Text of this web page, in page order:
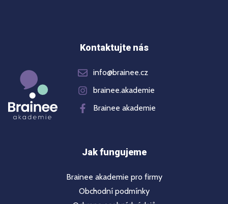
Kontaktujte nás
info@brainee.cz
brainee.akademie
Brainee akademie
Jak fungujeme
Brainee akademie pro firmy
Obchodní podmínky